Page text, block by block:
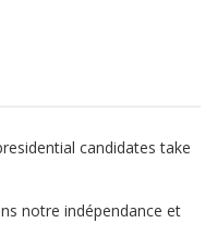
candidates take
notre indépendance et